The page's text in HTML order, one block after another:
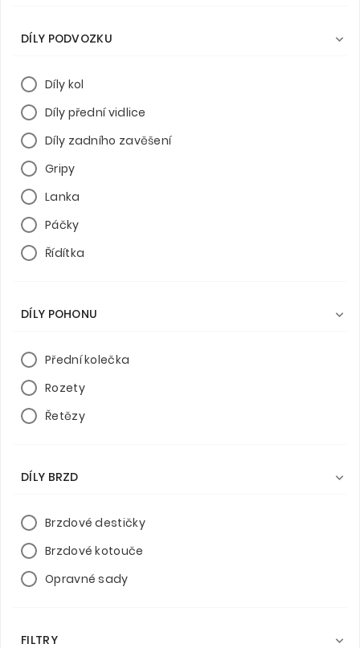
DÍLY PODVOZKU 
Díly kol
Díly přední vidlice
Díly zadního zavěšení
Gripy
Lanka
Páčky
Řídítka
DÍLY POHONU 
Přední kolečka
Rozety
Řetězy
DÍLY BRZD 
Brzdové destičky
Brzdové kotouče
Opravné sady
FILTRY 